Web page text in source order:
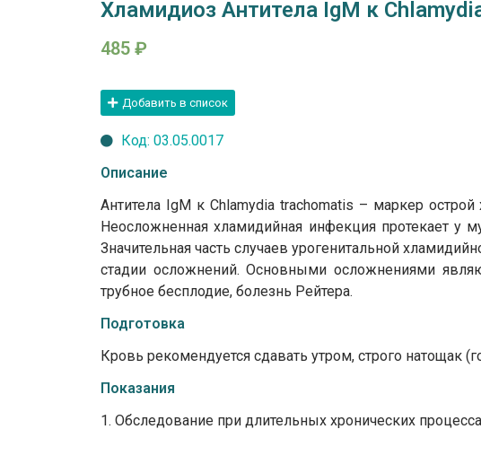
Хламидиоз Антитела IgМ к
485 ₽
Добавить в список
Код: 03.05.0017
Описание
Антитела IgM к Chlamydia trachomatis – маркер
Неосложненная хламидийная инфекция протекает у
Значительная часть случаев урогенитальной
стадии осложнений. Основными осложнениями
трубное бесплодие, болезнь Рейтера.
Подготовка
Кровь рекомендуется сдавать утром, строго натощак
Показания
1. Обследование при длительных хронических